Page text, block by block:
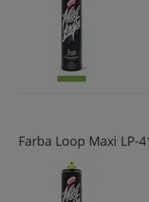
Farba Loop Maxi LP-